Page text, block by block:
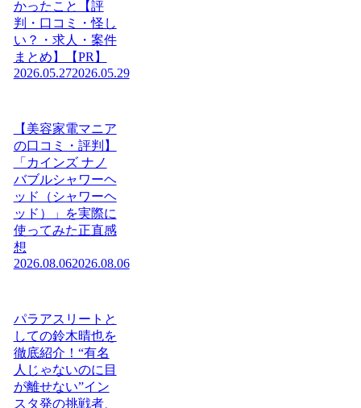
かったこと【評
判・口コミ・怪し
い？・求人・案件
まとめ】【PR】
2026.05.272026.05.29
【美容家電マニア
の口コミ・評判】
「カインズ ナノ
バブルシャワーヘ
ッド（シャワーヘ
ッド）」を実際に
使ってみた正直感
想
2026.08.062026.08.06
パラアスリートと
しての鈴木晴也を
徹底紹介！“有名
人じゃないのに目
が離せない”イン
スタ発の挑戦者、